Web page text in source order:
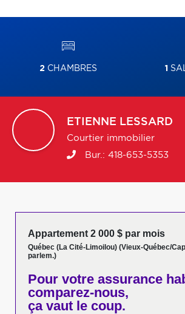
2CHAMBRES 1
ETIENNE LESSARD
Courtier immobilier
Bur.: 418-653-5353
Appartement 2 000 $ par mois
Québec (La Cité-Limoilou) (Vieux-Québec/
parlem.)
Pour votre assurance
comparez-nous,
ça vaut le coup.